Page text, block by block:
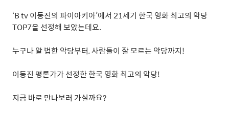
‘B tv이동진의 파이아키아’에서 21세기 한국 영화 최고의 악당
TOP7을 선정해 보았는데요.
누구나 알 법한 악당부터,사람들이 잘 모르는 악당까지!
이동진 평론가가 선정한 한국 영화 최고의 악당!
지금 바로 만나보러 가실까요?